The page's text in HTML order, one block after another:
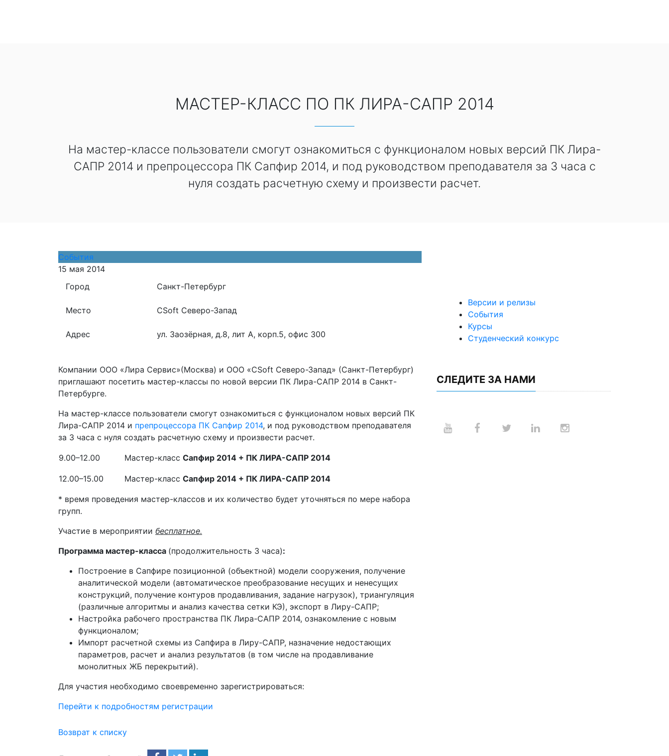
МАСТЕР-КЛАСС ПО ПК ЛИРА-САПР 2014
На мастер-классе пользователи смогут ознакомиться с функционалом новых версий ПК Лира-
САПР 2014 и препроцессора ПК Сапфир 2014, и под руководством преподавателя за 3 часа с
нуля создать расчетную схему и произвести расчет.
События
15 мая 2014
Город
Санкт-Петербург
Место CSoft Северо-Запад
Адрес ул. Заозёрная, д.8, лит А, корп.5, офис 300
Компании ООО «Лира Сервис»(Москва) и ООО «CSoft Северо-Запад» (Санкт-Петербург)
приглашают посетить мастер-классы по новой версии ПК Лира-САПР 2014 в Санкт-
Петербурге.
На мастер-классе пользователи смогут ознакомиться с функционалом новых версий ПК
Лира-САПР 2014 и препроцессора ПК Сапфир 2014, и под руководством преподавателя
за 3 часа с нуля создать расчетную схему и произвести расчет.
9.00–12.00 Мастер-класс Сапфир 2014 + ПК ЛИРА-САПР 2014
12.00–15.00 Мастер-класс Сапфир 2014 + ПК ЛИРА-САПР 2014
* время проведения мастер-классов и их количество будет уточняться по мере набора
групп.
Участие в мероприятии бесплатное.
Программа мастер-класса (продолжительность 3 часа):
Построение в Сапфире позиционной (объектной) модели сооружения, получение
аналитической модели (автоматическое преобразование несущих и ненесущих
конструкций, получение контуров продавливания, задание нагрузок), триангуляция
(различные алгоритмы и анализ качества сетки КЭ), экспорт в Лиру-САПР;
Настройка рабочего пространства ПК Лира-САПР 2014, ознакомление с новым
функционалом;
Импорт расчетной схемы из Сапфира в Лиру-САПР, назначение недостающих
параметров, расчет и анализ результатов (в том числе на продавливание
монолитных ЖБ перекрытий).
Для участия необходимо своевременно зарегистрироваться:
Перейти к подробностям регистрации
Возврат к списку
Версии и релизы
События
Курсы
Студенческий конкурс
СЛЕДИТЕ ЗА НАМИ